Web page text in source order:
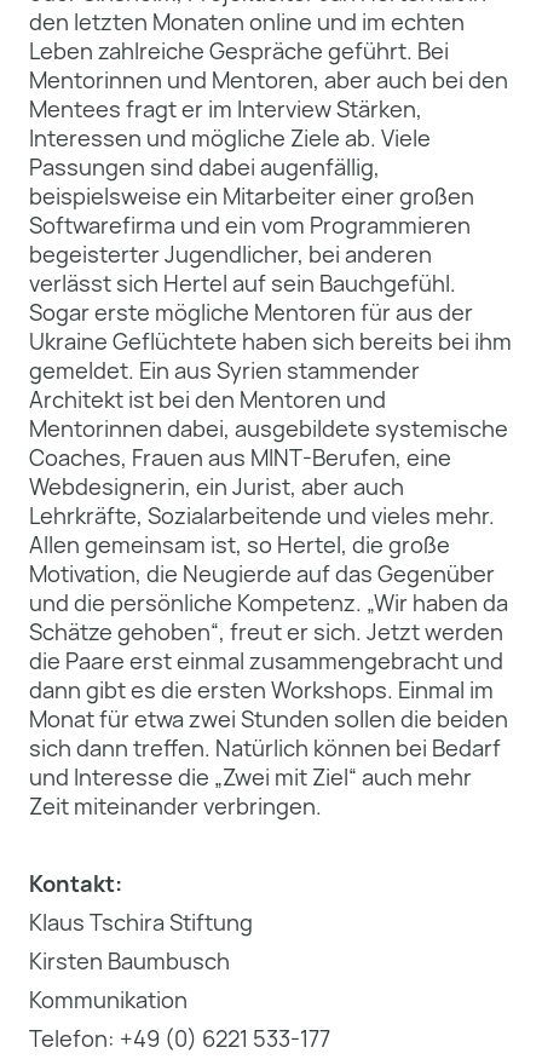
den letzten Monaten online und im echten
Leben zahlreiche Gespräche geführt. Bei
Mentorinnen und Mentoren, aber auch bei den
Mentees fragt er im Interview Stärken,
Interessen und mögliche Ziele ab. Viele
Passungen sind dabei augenfällig,
beispielsweise ein Mitarbeiter einer großen
Softwarefirma und ein vom Programmieren
begeisterter Jugendlicher, bei anderen
verlässt sich Hertel auf sein Bauchgefühl.
Sogar erste mögliche Mentoren für aus der
Ukraine Geflüchtete haben sich bereits bei ihm
gemeldet. Ein aus Syrien stammender
Architekt ist bei den Mentoren und
Mentorinnen dabei, ausgebildete systemische
Coaches, Frauen aus MINT-Berufen, eine
Webdesignerin, ein Jurist, aber auch
Lehrkräfte, Sozialarbeitende und vieles mehr.
Allen gemeinsam ist, so Hertel, die große
Motivation, die Neugierde auf das Gegenüber
und die persönliche Kompetenz. „Wir haben da
Schätze gehoben“, freut er sich. Jetzt werden
die Paare erst einmal zusammengebracht und
dann gibt es die ersten Workshops. Einmal im
Monat für etwa zwei Stunden sollen die beiden
sich dann treffen. Natürlich können bei Bedarf
und Interesse die „Zwei mit Ziel“ auch mehr
Zeit miteinander verbringen.
Kontakt:
Klaus Tschira Stiftung
Kirsten Baumbusch
Kommunikation
Telefon: +49 (0) 6221 533-177